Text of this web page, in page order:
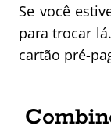
Se você
para trocar
cartão pré-